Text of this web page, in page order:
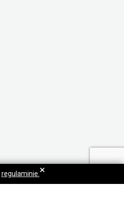
regulaminie. ×